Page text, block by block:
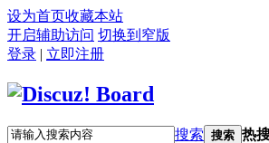
设为首页收藏本站
开启辅助访问 切换到窄版
登录 | 立即注册
搜索 搜索 热